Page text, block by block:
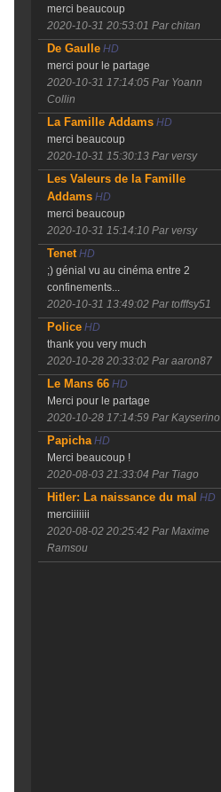
merci beaucoup
2020-10-31 20:53:01 Par chitan
De GaulleHD
merci pour le partage
2020-10-31 17:14:05 Par Yoann
Collin
La Famille AddamsHD
merci beaucoup
2020-10-31 15:30:13 Par versy
Les Valeurs de la Famille
AddamsHD
merci beaucoup
2020-10-31 15:14:10 Par versy
TenetHD
;) génial vu au cinéma entre 2
confinements...
2020-10-31 13:49:02 Par tofffsy51
PoliceHD
thank you very much
2020-10-28 20:33:02 Par aaron87
Le Mans 66HD
Merci pour le partage
2020-10-28 17:14:59 Par Kayserino
PapichaHD
Merci beaucoup !
2020-08-03 21:33:04 Par Tiago
Hitler: La naissance du mal HD
merciiiiiii
2020-08-02 20:25:42 Par Maxime
Ramsou